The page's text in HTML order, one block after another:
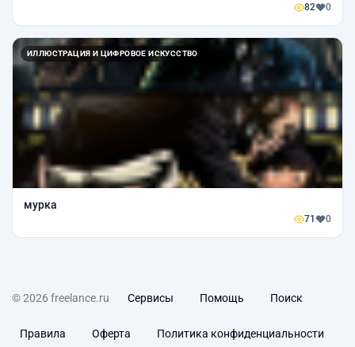
82 0
ИЛЛЮСТРАЦИЯ И ЦИФРОВОЕ ИСКУССТВО
мурка
71 0
© 2026 freelance.ru Сервисы Помощь Поиск
Правила Оферта Политика конфиденциальности